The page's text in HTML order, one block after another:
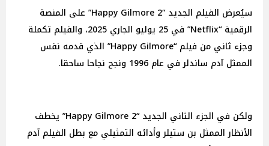
سيُعرض الفيلم الجديد “2 Happy Gilmore” على المنصة
الرقمية “Netflix” في 25 يوليو الجاري 2025، والفيلم تكملة
وجزء ثاني من فيلم “Happy Gilmore” الذي قدمه نفس
الممثل آدم ساندلر في عام 1996 ونجح نجاحا ساحقا.
ولكن في الجزء الثاني الجديد “Happy Gilmore 2” يخطف
الأنظار الممثل بن ستيلر وأدائه التمثيلي مع بطل الفيلم آدم